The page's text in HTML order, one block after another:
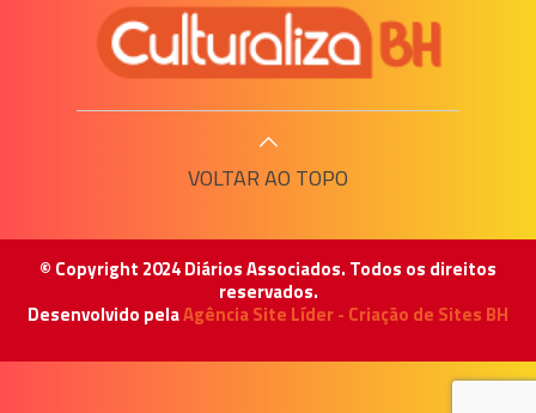
VOLTAR AO TOPO
© Copyright 2024 Diários Associados. Todos os direitos
reservados.
Desenvolvido pelaAgência Site Líder - Criação de Sites BH